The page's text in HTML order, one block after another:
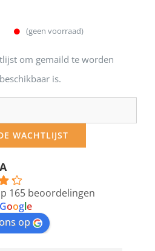
(geen voorraad)
om gemaild te worden
is.
WACHTLIJST
165 beoordelingen
Google
op